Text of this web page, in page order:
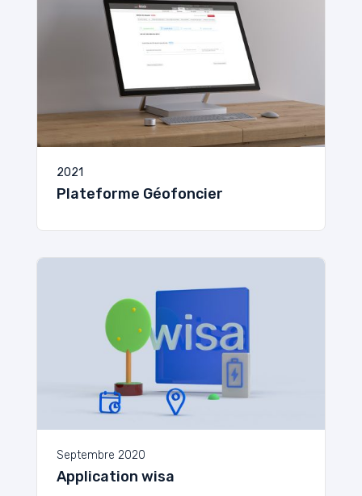
2021
Plateforme Géofoncier
Septembre 2020
Application wisa